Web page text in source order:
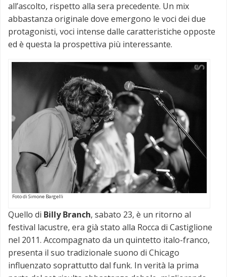
all’ascolto, rispetto alla sera precedente. Un mix
abbastanza originale dove emergono le voci dei due
protagonisti, voci intense dalle caratteristiche opposte
ed è questa la prospettiva più interessante.
Foto di Simone Bargelli
Quello di Billy Branch, sabato 23, è un ritorno al
festival lacustre, era già stato alla Rocca di Castiglione
nel 2011. Accompagnato da un quintetto italo-franco,
presenta il suo tradizionale suono di Chicago
influenzato soprattutto dal funk. In verità la prima